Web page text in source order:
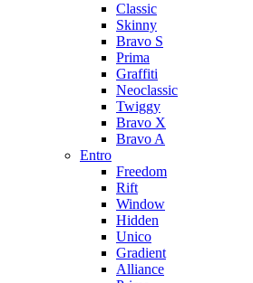
Classic
Skinny
Bravo S
Prima
Graffiti
Neoclassic
Twiggy
Bravo X
Bravo A
Entro
Freedom
Rift
Window
Hidden
Unico
Gradient
Alliance